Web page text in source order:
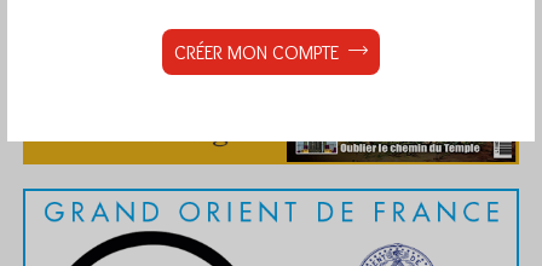
CRÉER MON COMPTE